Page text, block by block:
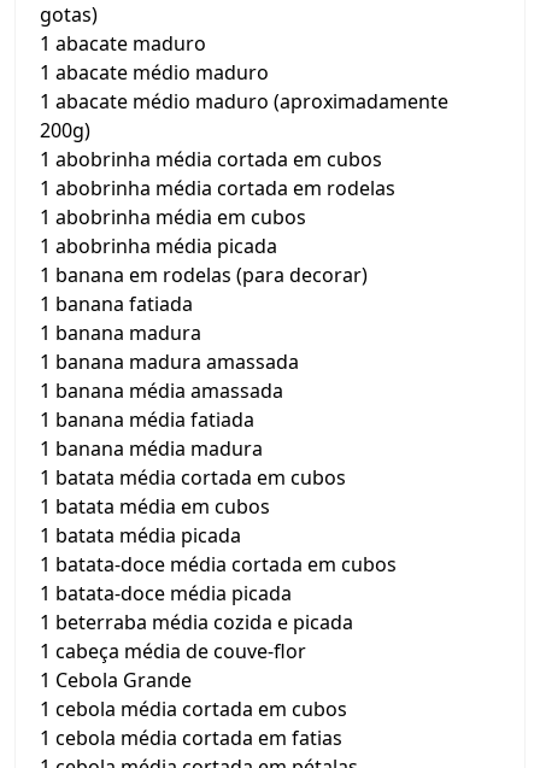
gotas)
1 abacate maduro
1 abacate médio maduro
1 abacate médio maduro (aproximadamente
200g)
1 abobrinha média cortada em cubos
1 abobrinha média cortada em rodelas
1 abobrinha média em cubos
1 abobrinha média picada
1 banana em rodelas (para decorar)
1 banana fatiada
1 banana madura
1 banana madura amassada
1 banana média amassada
1 banana média fatiada
1 banana média madura
1 batata média cortada em cubos
1 batata média em cubos
1 batata média picada
1 batata-doce média cortada em cubos
1 batata-doce média picada
1 beterraba média cozida e picada
1 cabeça média de couve-flor
1 Cebola Grande
1 cebola média cortada em cubos
1 cebola média cortada em fatias